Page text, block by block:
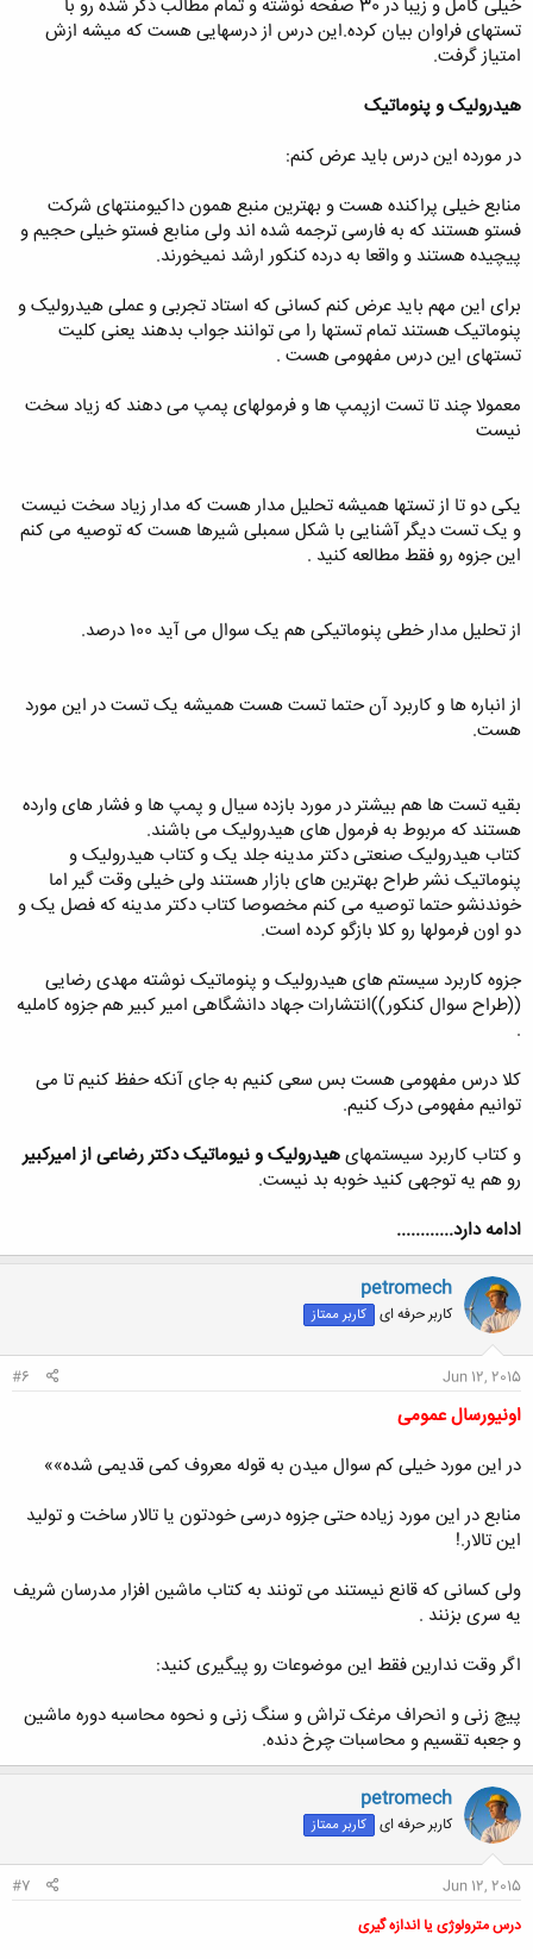
خیلی کامل و زیبا در 30 صفحه نوشته و تمام مطالب ذکر شده رو با
تستهای فراوان بیان کرده.این درس از درسهایی هست که میشه ازش
امتیاز گرفت.
هیدرولیک و پنوماتیک
در مورده این درس باید عرض کنم:
منابع خیلی پراکنده هست و بهترین منبع همون داکیومنتهای شرکت
فستو هستند که به فارسی ترجمه شده اند ولی منابع فستو خیلی حجیم و
پیچیده هستند و واقعا به درده کنکور ارشد نمیخورند.
برای این مهم باید عرض کنم کسانی که استاد تجربی و عملی هیدرولیک و
پنوماتیک هستند تمام تستها را می توانند جواب بدهند یعنی کلیت
تستهای این درس مفهومی هست .
معمولا چند تا تست ازپمپ ها و فرمولهای پمپ می دهند که زیاد سخت
نیست
یکی دو تا از تستها همیشه تحلیل مدار هست که مدار زیاد سخت نیست
و یک تست دیگر آشنایی با شکل سمبلی شیرها هست که توصیه می کنم
این جزوه رو فقط مطالعه کنید .
از تحلیل مدار خطی پنوماتیکی هم یک سوال می آید 100 درصد.
از انباره ها و کاربرد آن حتما تست هست همیشه یک تست در این مورد
هست.
بقیه تست ها هم بیشتر در مورد بازده سیال و پمپ ها و فشار های وارده
هستند که مربوط به فرمول های هیدرولیک می باشند.
کتاب هیدرولیک صنعتی دکتر مدینه جلد یک و کتاب هیدرولیک و
پنوماتیک نشر طراح بهترین های بازار هستند ولی خیلی وقت گیر اما
خوندنشو حتما توصیه می کنم مخصوصا کتاب دکتر مدینه که فصل یک و
دو اون فرمولها رو کلا بازگو کرده است.
جزوه کاربرد سیستم های هیدرولیک و پنوماتیک نوشته مهدی رضایی
((طراح سوال کنکور))انتشارات جهاد دانشگاهی امیر کبیر هم جزوه کاملیه
.
کلا درس مفهومی هست بس سعی کنیم به جای آنکه حفظ کنیم تا می
توانیم مفهومی درک کنیم.
و کتاب کاربرد سیستمهایهیدرولیک و نیوماتیک دکتر رضاعی از امیرکبیر
رو هم یه توجهی کنید خوبه بد نیست.
ادامه دارد............
petromech
کاربر حرفه ای کاربر ممتاز
Jun 12, 2015
#6
اونیورسال عمومی
در این مورد خیلی کم سوال میدن به قوله معروف کمی قدیمی شده»»
منابع در این مورد زیاده حتی جزوه درسی خودتون یا تالار ساخت و تولید
این تالار.!
ولی کسانی که قانع نیستند می تونند به کتاب ماشین افزار مدرسان شریف
یه سری بزنند .
اگر وقت ندارین فقط این موضوعات رو پیگیری کنید:
پیچ زنی و انحراف مرغک تراش و سنگ زنی و نحوه محاسبه دوره ماشین
و جعبه تقسیم و محاسبات چرخ دنده.
petromech
کاربر حرفه ای کاربر ممتاز
Jun 12, 2015
#7
درس مترولوژی یا اندازه گیری